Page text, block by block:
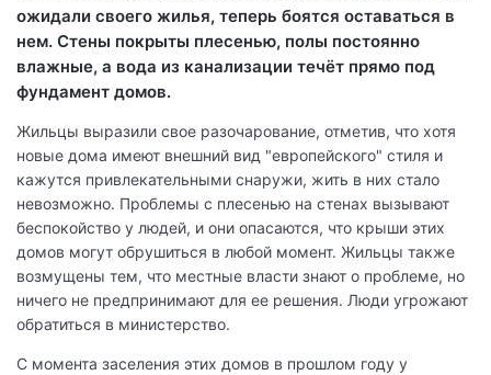
ожидали своего жилья, теперь боятся оставаться в
нем. Стены покрыты плесенью, полы постоянно
влажные, а вода из канализации течёт прямо под
фундамент домов.
Жильцы выразили свое разочарование, отметив, что хотя
новые дома имеют внешний вид "европейского" стиля и
кажутся привлекательными снаружи, жить в них стало
невозможно. Проблемы с плесенью на стенах вызывают
беспокойство у людей, и они опасаются, что крыши этих
домов могут обрушиться в любой момент. Жильцы также
возмущены тем, что местные власти знают о проблеме, но
ничего не предпринимают для ее решения. Люди угрожают
обратиться в министерство.
С момента заселения этих домов в прошлом году у